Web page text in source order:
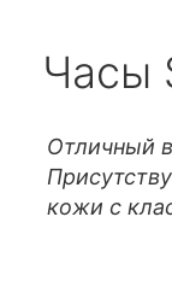
Часы
Отличный
кожи с